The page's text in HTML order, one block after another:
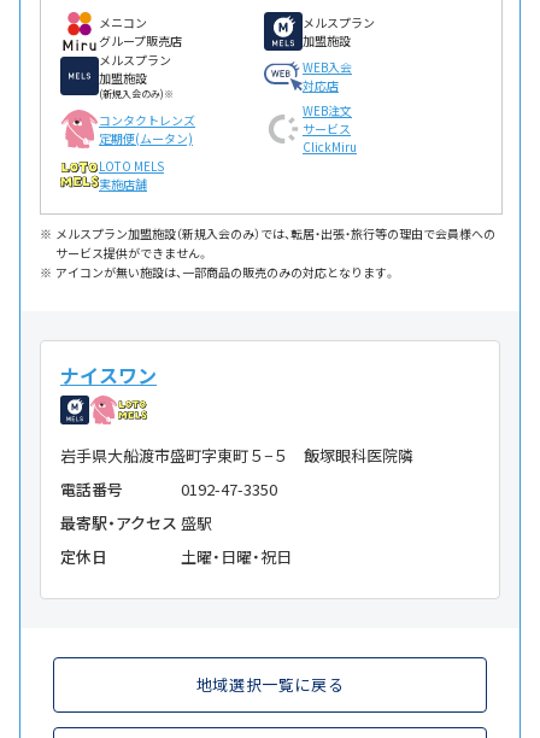
メニコン
グループ販売店
メルスプラン
加盟施設
メルスプラン
加盟施設
(新規入会のみ)※
WEB入会
対応店
コンタクトレンズ
定期便(ムータン)
WEB注文
サービス
ClickMiru
LOTO MELS
実施店舗
メルスプラン加盟施設（新規入会のみ）では、転居・出張・旅行等の理由で会員様への
サービス提供ができません。
アイコンが無い施設は、一部商品の販売のみの対応となります。
ナイスワン
岩手県大船渡市盛町字東町５−５ 飯塚眼科医院隣
電話番号
0192-47-3350
最寄駅・アクセス 盛駅
定休日
土曜・日曜・祝日
地域選択一覧に戻る